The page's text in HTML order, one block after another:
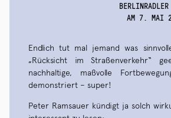
BERLINRADLER
AM 7. MAI
Endlich tut mal jemand was
„Rücksicht im Straßenverkehr“
nachhaltige, maßvolle
demonstriert – super!
Peter Ramsauer kündigt ja solch